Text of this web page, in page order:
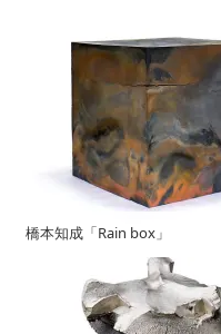
橋本知成「Rain box」